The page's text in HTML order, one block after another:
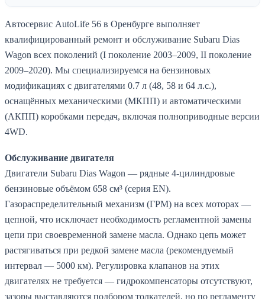
Автосервис AutoLife 56 в Оренбурге выполняет
квалифицированный ремонт и обслуживание Subaru Dias
Wagon всех поколений (I поколение 2003–2009, II поколение
2009–2020). Мы специализируемся на бензиновых
модификациях с двигателями 0.7 л (48, 58 и 64 л.с.),
оснащённых механическими (МКПП) и автоматическими
(АКПП) коробками передач, включая полноприводные версии
4WD.
Обслуживание двигателя
Двигатели Subaru Dias Wagon — рядные 4-цилиндровые
бензиновые объёмом 658 см³ (серия EN).
Газораспределительный механизм (ГРМ) на всех моторах —
цепной, что исключает необходимость регламентной замены
цепи при своевременной замене масла. Однако цепь может
растягиваться при редкой замене масла (рекомендуемый
интервал — 5000 км). Регулировка клапанов на этих
двигателях не требуется — гидрокомпенсаторы отсутствуют,
зазоры выставляются подбором толкателей, но по регламенту